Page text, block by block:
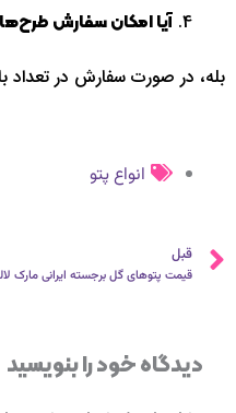
آيا امکان سفارش
بله، در صورت سفارش در تعداد
انواع پتو
قبلی
قبل
قیمت پتوهای گل برجسته ایرانی مارک
دیدگاه‌ خود را بنویسید